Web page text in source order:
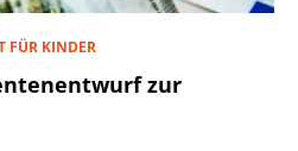
FÜR KINDER
zur